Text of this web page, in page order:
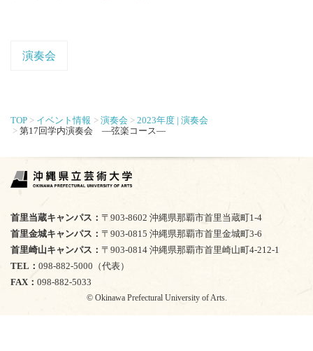
演奏会
TOP イベント情報 演奏会
2023年度 | 演奏会
第17回学内演奏会 ―弦楽コース―
TEL
098-882-5000（代表）
FAX
098-882-5033
© Okinawa Prefectural University of Arts.
首里当蔵キャンパス
〒903-8602 沖縄県那覇市首里当蔵町1-4
首里金城キャンパス
〒903-0815 沖縄県那覇市首里金城町3-6
首里崎山キャンパス
〒903-0814 沖縄県那覇市首里崎山町4-212-1